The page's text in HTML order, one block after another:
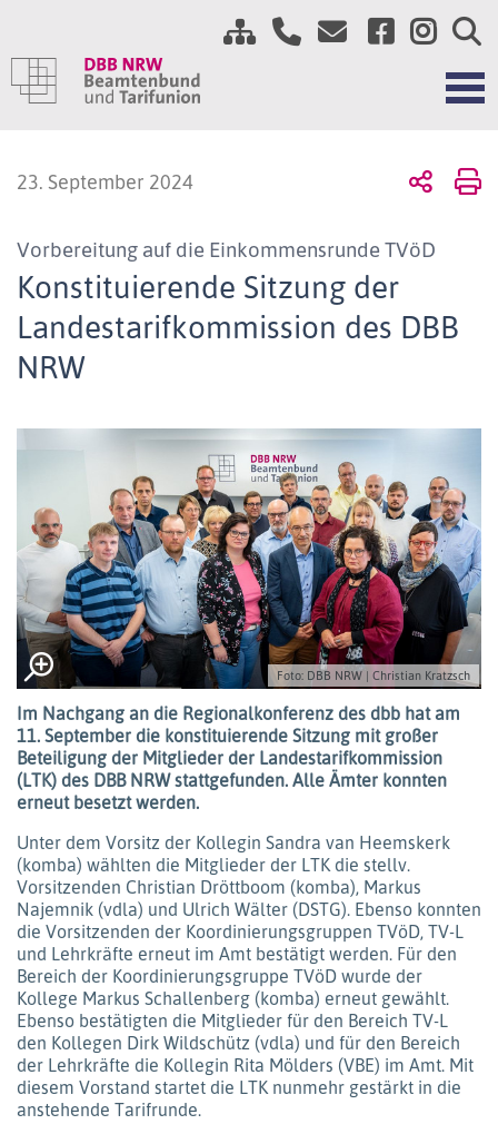
Vorbereitung auf die Einkommensrunde TVöD
Konstituierende Sitzung der
Landestarifkommission des DBB
NRW
Foto: DBB NRW | Christian Kratzsch
23. September 2024
Im Nachgang an die Regionalkonferenz des dbb hat am
11. September die konstituierende Sitzung mit großer
Beteiligung der Mitglieder der Landestarifkommission
(LTK) des DBB NRW stattgefunden. Alle Ämter konnten
erneut besetzt werden.
Unter dem Vorsitz der Kollegin Sandra van Heemskerk
(komba) wählten die Mitglieder der LTK die stellv.
Vorsitzenden Christian Dröttboom (komba), Markus
Najemnik (vdla) und Ulrich Wälter (DSTG). Ebenso konnten
die Vorsitzenden der Koordinierungsgruppen TVöD, TV-L
und Lehrkräfte erneut im Amt bestätigt werden. Für den
Bereich der Koordinierungsgruppe TVöD wurde der
Kollege Markus Schallenberg (komba) erneut gewählt.
Ebenso bestätigten die Mitglieder für den Bereich TV-L
den Kollegen Dirk Wildschütz (vdla) und für den Bereich
der Lehrkräfte die Kollegin Rita Mölders (VBE) im Amt. Mit
diesem Vorstand startet die LTK nunmehr gestärkt in die
anstehende Tarifrunde.